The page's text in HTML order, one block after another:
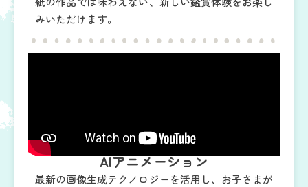
みいただけます。
AIアニメーション
最新の画像生成テクノロジーを活用し、お子さまが